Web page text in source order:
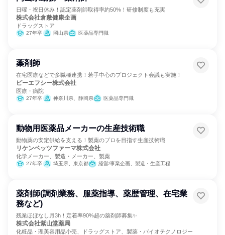
日曜・祝日休み！認定薬剤師取得率約50%！研修制度も充実
株式会社倉敷健康企画
ドラッグストア
27年卒 岡山県 医薬品専門職
薬剤師
在宅医療などで多職種連携！若手中心のプロジェクト会議も実施！
ピーエフシー株式会社
医療・病院
27年卒 神奈川県、静岡県 医薬品専門職
動物用医薬品メーカーの生産技術職
動物薬の安定供給を支える！製薬のプロを目指す生産技術職
リケンベッツファーマ株式会社
化学メーカー、製造・メーカー、製薬
27年卒 埼玉県、東京都 経営/事業企画、製造・生産工程
薬剤師(調剤業務、服薬指導、薬歴管理、在宅業
務など)
残業ほぼなし月3h！定着率90%超の薬剤師募集✨
株式会社紫山堂薬局
化粧品・理美容用品小売、ドラッグストア、製薬・バイオテクノロジー